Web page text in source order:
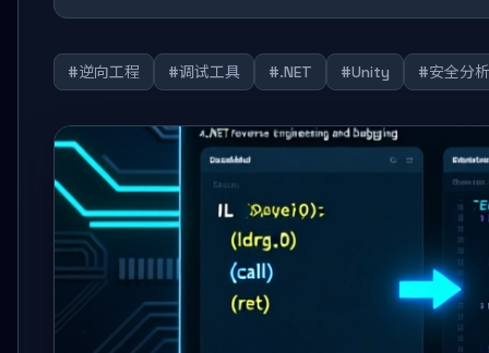
#逆向工程 #调试工具 #.NET #Unity #安全分析